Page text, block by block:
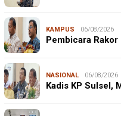
KAMPUS 06/08/2026
Pembicara
NASIONAL 06/08/2026
Kadis KP Sulsel,